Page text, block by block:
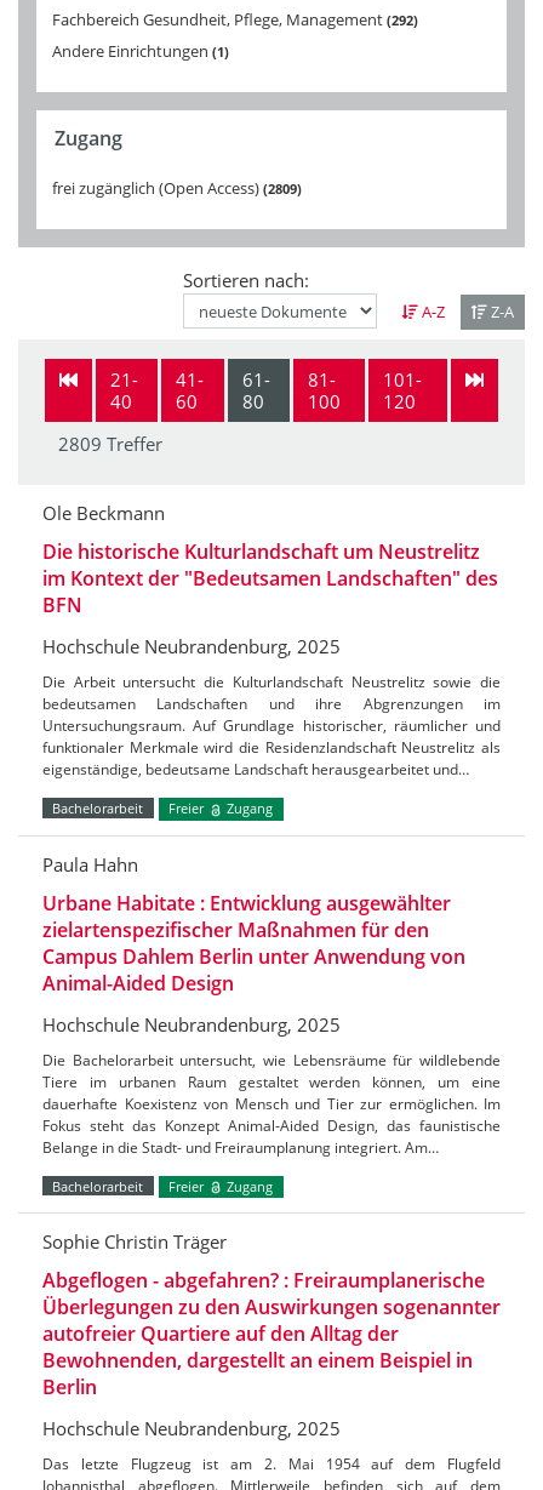
Fachbereich Gesundheit, Pflege, Management 292
Andere Einrichtungen 1
Zugang
frei zugänglich (Open Access) 2809
Sortieren nach:
A-Z Z-A
21-
40
41-
60
61-
80
81-
100
101-
120
2809 Treffer
Ole Beckmann
Die historische Kulturlandschaft um Neustrelitz
im Kontext der "Bedeutsamen Landschaften" des
BFN
Hochschule Neubrandenburg, 2025
Die Arbeit untersucht die Kulturlandschaft Neustrelitz sowie die
bedeutsamen Landschaften und ihre Abgrenzungen im
Untersuchungsraum. Auf Grundlage historischer, räumlicher und
funktionaler Merkmale wird die Residenzlandschaft Neustrelitz als
eigenständige, bedeutsame Landschaft herausgearbeitet und…
Bachelorarbeit Freier Zugang
Paula Hahn
Urbane Habitate : Entwicklung ausgewählter
zielartenspezifischer Maßnahmen für den
Campus Dahlem Berlin unter Anwendung von
Animal-Aided Design
Hochschule Neubrandenburg, 2025
Die Bachelorarbeit untersucht, wie Lebensräume für wildlebende
Tiere im urbanen Raum gestaltet werden können, um eine
dauerhafte Koexistenz von Mensch und Tier zur ermöglichen. Im
Fokus steht das Konzept Animal-Aided Design, das faunistische
Belange in die Stadt- und Freiraumplanung integriert. Am…
Bachelorarbeit Freier Zugang
Sophie Christin Träger
Abgeflogen - abgefahren? : Freiraumplanerische
Überlegungen zu den Auswirkungen sogenannter
autofreier Quartiere auf den Alltag der
Bewohnenden, dargestellt an einem Beispiel in
Berlin
Hochschule Neubrandenburg, 2025
Das letzte Flugzeug ist am 2. Mai 1954 auf dem Flugfeld
Johannisthal abgeflogen. Mittlerweile befinden sich auf dem